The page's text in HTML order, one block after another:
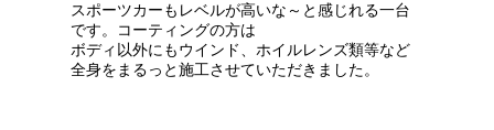
スポーツカーもレベルが高いな～と感じれる一台
です。コーティングの方は
ボディ以外にもウインド、ホイルレンズ類等など
全身をまるっと施工させていただきました。